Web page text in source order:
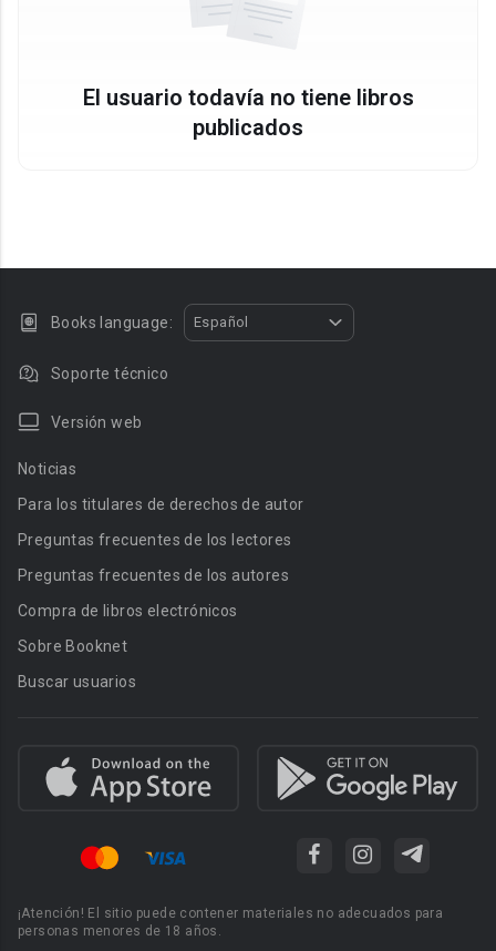
El usuario todavía no tiene libros
publicados
Books language: Español
Soporte técnico
Versión web
Noticias
Para los titulares de derechos de autor
Preguntas frecuentes de los lectores
Preguntas frecuentes de los autores
Compra de libros electrónicos
Sobre Booknet
Buscar usuarios
¡Atención! El sitio puede contener materiales no adecuados para
personas menores de 18 años.